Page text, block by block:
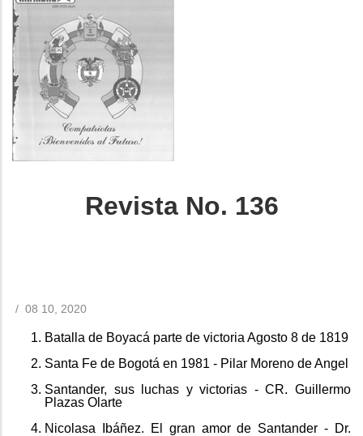
Revista No. 136
/ 08 10, 2020
Batalla de Boyacá parte de victoria Agosto 8 de 1819
Santa Fe de Bogotá en 1981 - Pilar Moreno de Angel
Santander, sus luchas y victorias - CR. Guillermo
Plazas Olarte
Nicolasa Ibáñez. El gran amor de Santander - Dr.